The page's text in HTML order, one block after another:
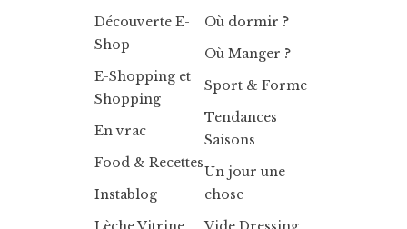
Découverte E-
Shop
E-Shopping et
Shopping
En vrac
Food & Recettes
Instablog
Où dormir ?
Où Manger ?
Sport & Forme
Tendances
Saisons
Un jour une
chose